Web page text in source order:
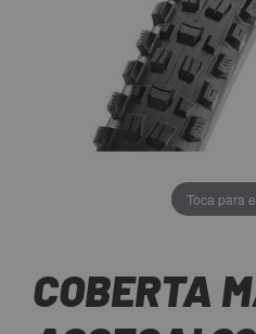
Toca para
COBERTA